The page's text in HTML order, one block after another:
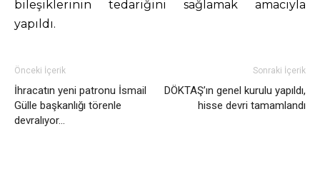
bileşiklerinin tedariğini sağlamak amacıyla
yapıldı.
Önceki İçerik
İhracatın yeni patronu İsmail
Gülle başkanlığı törenle
devralıyor…
Sonraki İçerik
DÖKTAŞ’ın genel kurulu yapıldı,
hisse devri tamamlandı